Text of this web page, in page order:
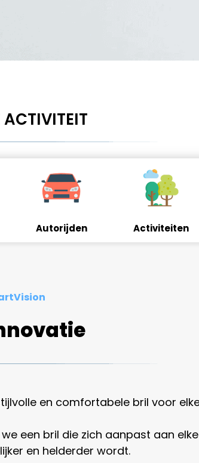
ACTIVITEIT
Autorijden Activiteiten
en comfortabele bril voor
een bril die zich aanpast aan
en helderder wordt.